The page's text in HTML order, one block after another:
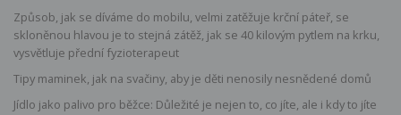
Způsob, jak se díváme do mobilu, velmi zatěžuje krční páteř, se
skloněnou hlavou je to stejná zátěž, jak se 40 kilovým pytlem na krku,
vysvětluje přední fyzioterapeut
Tipy maminek, jak na svačiny, aby je děti nenosily nesnědené domů
Jídlo jako palivo pro běžce: Důležité je nejen to, co jíte, ale i kdy to jíte